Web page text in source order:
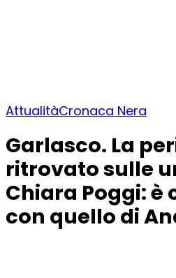
AttualitàCronaca Nera
Garlasco. La
ritrovato sulle
Chiara Poggi:
con quello di